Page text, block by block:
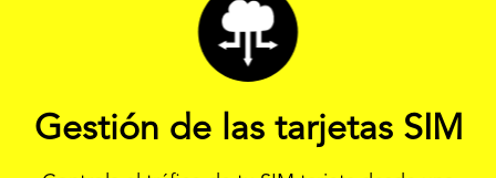
Gestión de las tarjetas SIM